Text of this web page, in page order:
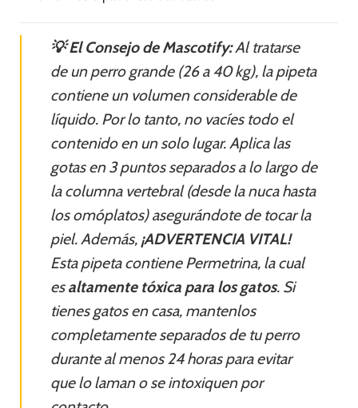
💡 El Consejo de Mascotify:Al tratarse
de un perro grande (26 a 40 kg), la pipeta
contiene un volumen considerable de
líquido. Por lo tanto, no vacíes todo el
contenido en un solo lugar. Aplica las
gotas en 3 puntos separados a lo largo de
la columna vertebral (desde la nuca hasta
los omóplatos) asegurándote de tocar la
piel. Además, ¡ADVERTENCIA VITAL!
Esta pipeta contiene Permetrina, la cual
esaltamente tóxica para los gatos. Si
tienes gatos en casa, mantenlos
completamente separados de tu perro
durante al menos 24 horas para evitar
que lo laman o se intoxiquen por